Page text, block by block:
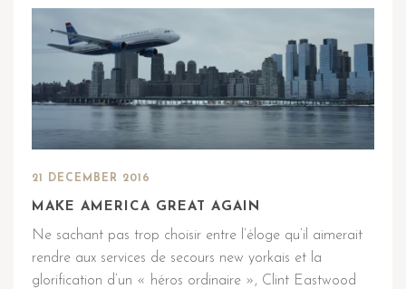
21 DECEMBER 2016
MAKE AMERICA GREAT AGAIN
Ne sachant pas trop choisir entre l’éloge qu’il aimerait
rendre aux services de secours new yorkais et la
glorification d’un « héros ordinaire », Clint Eastwood